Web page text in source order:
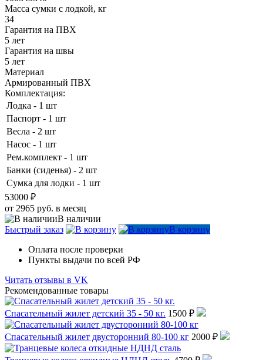
Масса сумки с лодкой, кг
34
Гарантия на ПВХ
5 лет
Гарантия на швы
5 лет
Материал
Армированный ПВХ
Комплектация:
Лодка - 1 шт
Паспорт - 1 шт
Весла - 2 шт
Насос - 1 шт
Рем.комплект - 1 шт
Банки (сиденья) - 2 шт
Сумка для лодки - 1 шт
53000 ₽
от 2965 руб. в месяц
В наличии
Быстрый заказ
В корзину
Оплата после проверки
Пункты выдачи по всей РФ
Читать отзывы в VK
Рекомендованные товары
Спасательный жилет детский 35 - 50 кг. 1500 ₽
Спасательный жилет двусторонний 80-100 кг 2000 ₽